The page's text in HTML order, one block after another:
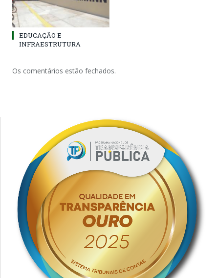
EDUCAÇÃO E
INFRAESTRUTURA
Os comentários estão fechados.